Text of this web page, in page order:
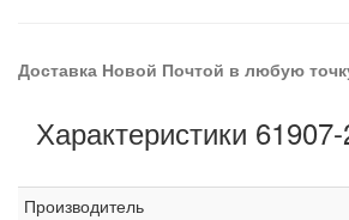
Доставка Новой Почтой в любую
Характеристики
Производитель